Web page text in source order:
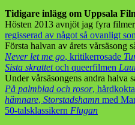
Tidigare inlägg om Uppsala
Hösten 2013 avnjöt jag fyra
regisserad av något så ovanligt
Första halvan av årets vårsäsong
Never let me go, kritikerrosade
Sista skrattetoch queerfilmen
Under vårsäsongens andra halva
På palmblad och rosor,
hämnare, Storstadshamn med
50-talsklassikern Flugan